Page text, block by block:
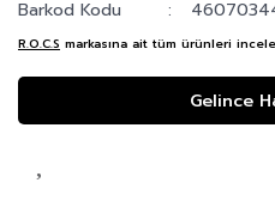
Barkod Kodu
R.O.C.S markasına ait tüm ürünleri
Gelince